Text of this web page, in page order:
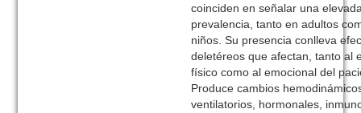
coinciden en señalar una
prevalencia, tanto en adultos
niños. Su presencia conlleva
deletéreos que afectan, tanto al
físico como al emocional del
Produce cambios
ventilatorios, hormonales,